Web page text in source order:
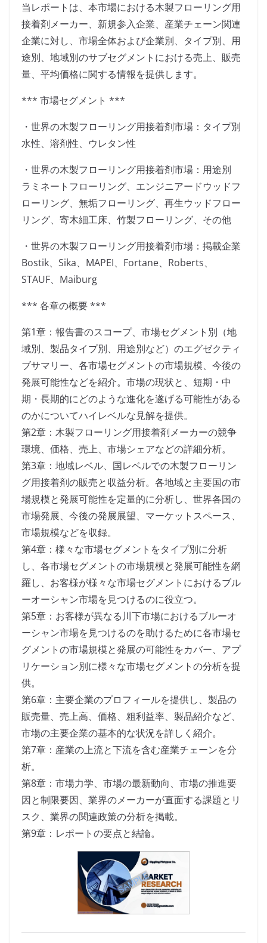
当レポートは、本市場における木製フローリング用
接着剤メーカー、新規参入企業、産業チェーン関連
企業に対し、市場全体および企業別、タイプ別、用
途別、地域別のサブセグメントにおける売上、販売
量、平均価格に関する情報を提供します。
*** 市場セグメント ***
・世界の木製フローリング用接着剤市場：タイプ別
水性、溶剤性、ウレタン性
・世界の木製フローリング用接着剤市場：用途別
ラミネートフローリング、エンジニアードウッドフ
ローリング、無垢フローリング、再生ウッドフロー
リング、寄木細工床、竹製フローリング、その他
・世界の木製フローリング用接着剤市場：掲載企業
Bostik、Sika、MAPEI、Fortane、Roberts、
STAUF、Maiburg
*** 各章の概要 ***
第1章：報告書のスコープ、市場セグメント別（地
域別、製品タイプ別、用途別など）のエグゼクティ
ブサマリー、各市場セグメントの市場規模、今後の
発展可能性などを紹介。市場の現状と、短期・中
期・長期的にどのような進化を遂げる可能性がある
のかについてハイレベルな見解を提供。
第2章：木製フローリング用接着剤メーカーの競争
環境、価格、売上、市場シェアなどの詳細分析。
第3章：地域レベル、国レベルでの木製フローリン
グ用接着剤の販売と収益分析。各地域と主要国の市
場規模と発展可能性を定量的に分析し、世界各国の
市場発展、今後の発展展望、マーケットスペース、
市場規模などを収録。
第4章：様々な市場セグメントをタイプ別に分析
し、各市場セグメントの市場規模と発展可能性を網
羅し、お客様が様々な市場セグメントにおけるブル
ーオーシャン市場を見つけるのに役立つ。
第5章：お客様が異なる川下市場におけるブルーオ
ーシャン市場を見つけるのを助けるために各市場セ
グメントの市場規模と発展の可能性をカバー、アプ
リケーション別に様々な市場セグメントの分析を提
供。
第6章：主要企業のプロフィールを提供し、製品の
販売量、売上高、価格、粗利益率、製品紹介など、
市場の主要企業の基本的な状況を詳しく紹介。
第7章：産業の上流と下流を含む産業チェーンを分
析。
第8章：市場力学、市場の最新動向、市場の推進要
因と制限要因、業界のメーカーが直面する課題とリ
スク、業界の関連政策の分析を掲載。
第9章：レポートの要点と結論。